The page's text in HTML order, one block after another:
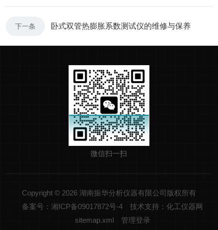
下一条 卧式双管热膨胀系数测试仪的维修与保养
微信扫一扫
Copyright © 2026 湖南振华分析仪器有限公司版权所有
备案号：湘ICP备09017872号-4
技术支持：化工仪器网
sitemap.xml
管理登录